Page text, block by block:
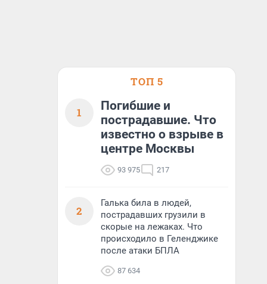
ТОП 5
1
Погибшие и
пострадавшие. Что
известно о взрыве в
центре Москвы
93 975 217
2
Галька била в людей,
пострадавших грузили в
скорые на лежаках. Что
происходило в Геленджике
после атаки БПЛА
87 634